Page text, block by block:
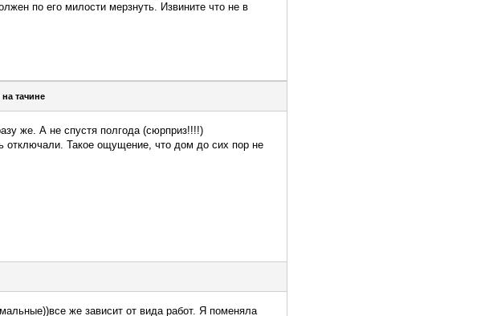
по его милости мерзнуть. Извините что не в
тачине
же. А не спустя полгода (сюрприз!!!!)
отключали. Такое ощущение, что дом до сих пор не
же зависит от вида работ. Я поменяла